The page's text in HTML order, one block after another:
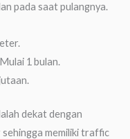
pada saat pulangnya.
1 bulan.
dekat dengan
memiliki traffic